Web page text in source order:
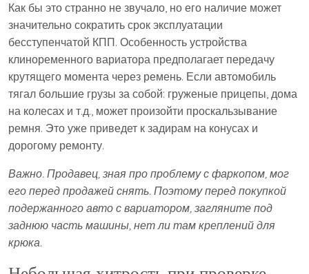
Как бы это странно не звучало, но его наличие может
значительно сократить срок эксплуатации
бесступенчатой КПП. Особенность устройства
клиноременного вариатора предполагает передачу
крутящего момента через ремень. Если автомобиль
тягал большие грузы за собой: груженые прицепы, дома
на колесах и т.д., может произойти проскальзывание
ремня. Это уже приведет к задирам на конусах и
дорогому ремонту.
Важно. Продавец, зная про проблему с фаркопом, мог
его перед продажей снять. Поэтому перед покупкой
подержанного авто с вариатором, загляните под
заднюю часть машины, нет ли там креплений для
крюка.